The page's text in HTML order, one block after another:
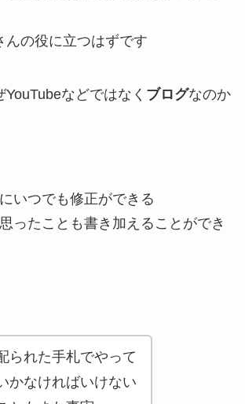
んの役に立つはずです
などではなく ブログなのか
いつでも修正ができる
ったことも書き加えることができ
られた手札でやって
かなければいけない